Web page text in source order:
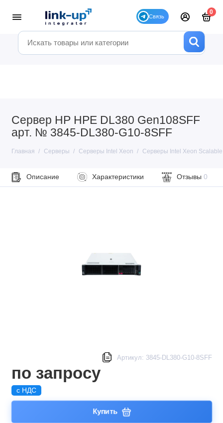
0
Сервер HP HPE DL380 Gen108SFF
арт. № 3845-DL380-G10-8SFF
Главная Серверы Серверы Intel Xeon Серверы Intel Xeon
Описание Характеристики Отзывы 0
Артикул: 3845-DL380-G10-8SFF
по запросу
с НДС
Купить